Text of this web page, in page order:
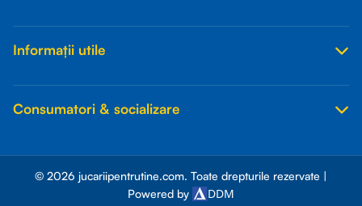
Informații utile
Consumatori & socializare
© 2026 jucariipentrutine.com. Toate drepturile rezervate |
Powered by
DDM